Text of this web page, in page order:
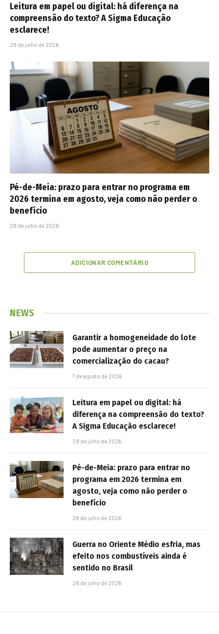
Leitura em papel ou digital: há diferença na
compreensão do texto? A Sigma Educação
esclarece!
29 de julho de 2026
Pé-de-Meia: prazo para entrar no programa em
2026 termina em agosto, veja como não perder o
benefício
28 de julho de 2026
ADICIONAR COMENTÁRIO
NEWS
Garantir a homogeneidade do lote
pode aumentar o preço na
comercialização do cacau?
7 de agosto de 2026
Leitura em papel ou digital: há
diferença na compreensão do texto?
A Sigma Educação esclarece!
29 de julho de 2026
Pé-de-Meia: prazo para entrar no
programa em 2026 termina em
agosto, veja como não perder o
benefício
28 de julho de 2026
Guerra no Oriente Médio esfria, mas
efeito nos combustíveis ainda é
sentido no Brasil
28 de julho de 2026